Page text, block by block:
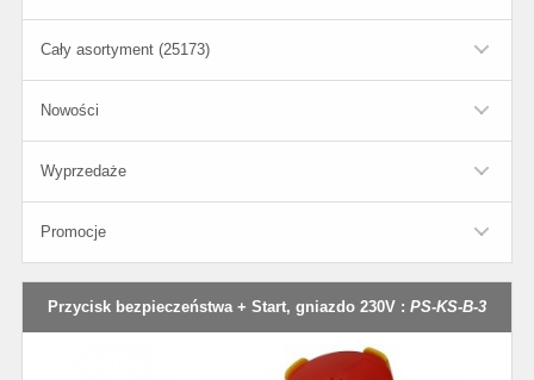
Cały asortyment (25173)
Nowości
Wyprzedaże
Promocje
Przycisk bezpieczeństwa + Start, gniazdo 230V : PS-KS-B-3